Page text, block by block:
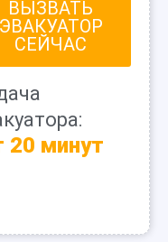
ВЫЗВАТЬ
ЭВАКУАТОР
СЕЙЧАС
20 минут